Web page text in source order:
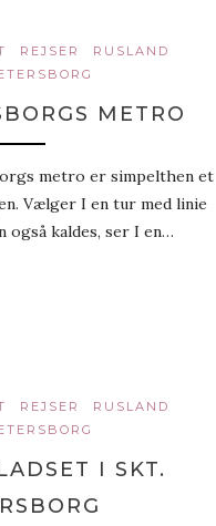
REJSER
RUSLAND
METRO
metro er simpelthen et
Vælger I en tur med linie
også kaldes, ser I en…
REJSER
RUSLAND
I SKT.